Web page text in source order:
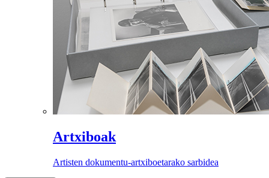
Artxiboak
Artisten dokumentu-artxiboetarako sarbidea